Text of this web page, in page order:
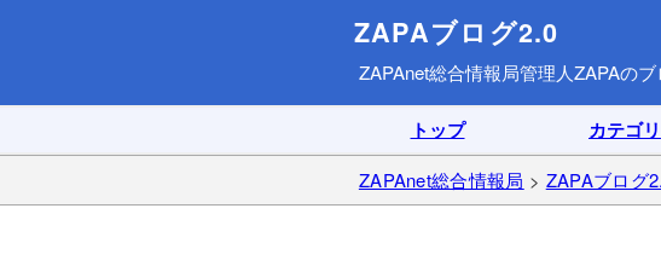
ZAPAブログ2.0
ZAPAnet総合情報局管理人ZAPAのブ
トップ カテゴリ
ZAPAnet総合情報局 > ZAPAブログ